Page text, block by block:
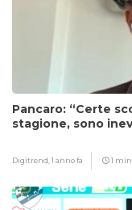
Pancaro: “Certe
stagione, sono
Digitrend,1 anno fa 1